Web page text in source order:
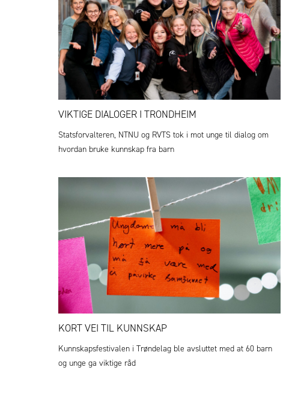
VIKTIGE DIALOGER I TRONDHEIM
Statsforvalteren, NTNU og RVTS tok i mot unge til dialog om
hvordan bruke kunnskap fra barn
KORT VEI TIL KUNNSKAP
Kunnskapsfestivalen i Trøndelag ble avsluttet med at 60 barn
og unge ga viktige råd